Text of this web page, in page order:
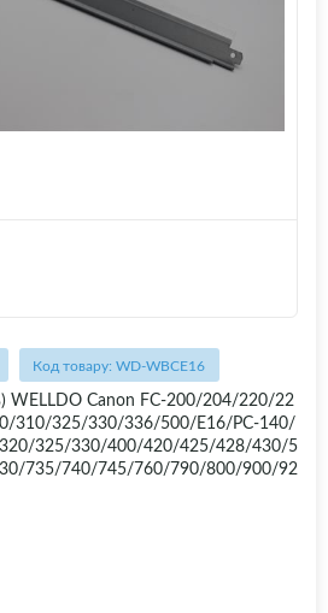
Код товару: WD-WBCE16
WELLDO Canon FC-200/204/220/22
310/325/330/336/500/E16/PC-140/
325/330/400/420/425/428/430/5
735/740/745/760/790/800/900/92